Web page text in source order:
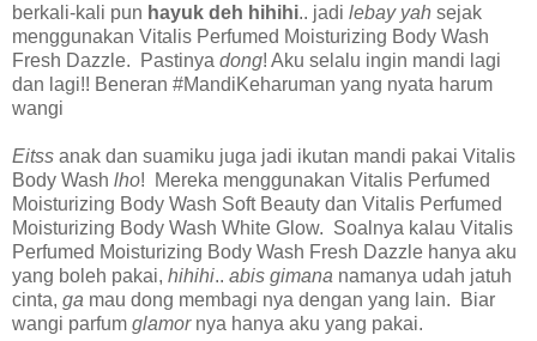
berkali-kali pun hayuk deh hihihi.. jadi lebay yah sejak
menggunakan Vitalis Perfumed Moisturizing Body Wash
Fresh Dazzle. Pastinya dong! Aku selalu ingin mandi lagi
dan lagi!! Beneran #MandiKeharuman yang nyata harum
wangi
Eitss anak dan suamiku juga jadi ikutan mandi pakai Vitalis
Body Wash lho! Mereka menggunakan Vitalis Perfumed
Moisturizing Body Wash Soft Beauty dan Vitalis Perfumed
Moisturizing Body Wash White Glow. Soalnya kalau Vitalis
Perfumed Moisturizing Body Wash Fresh Dazzle hanya aku
yang boleh pakai, hihihi.. abis gimana namanya udah jatuh
cinta, ga mau dong membagi nya dengan yang lain. Biar
wangi parfum glamornya hanya aku yang pakai.